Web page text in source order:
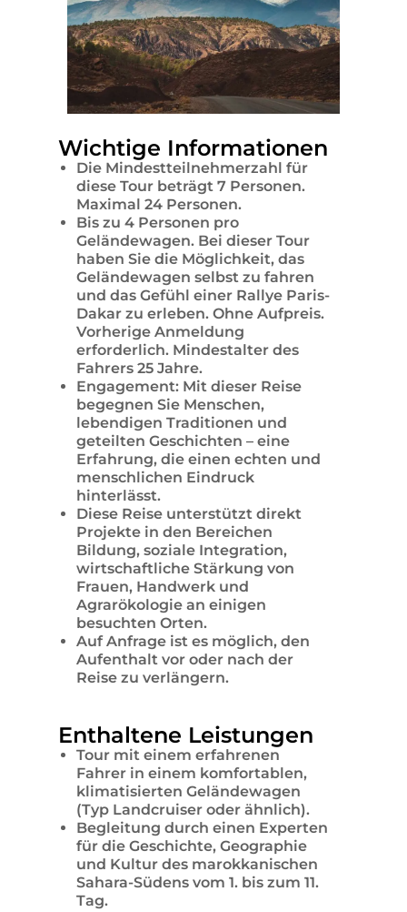
Wichtige Informationen
Die Mindestteilnehmerzahl für
diese Tour beträgt 7 Personen.
Maximal 24 Personen.
Bis zu 4 Personen pro
Geländewagen. Bei dieser Tour
haben Sie die Möglichkeit, das
Geländewagen selbst zu fahren
und das Gefühl einer Rallye Paris-
Dakar zu erleben. Ohne Aufpreis.
Vorherige Anmeldung
erforderlich. Mindestalter des
Fahrers 25 Jahre.
Engagement: Mit dieser Reise
begegnen Sie Menschen,
lebendigen Traditionen und
geteilten Geschichten – eine
Erfahrung, die einen echten und
menschlichen Eindruck
hinterlässt.
Diese Reise unterstützt direkt
Projekte in den Bereichen
Bildung, soziale Integration,
wirtschaftliche Stärkung von
Frauen, Handwerk und
Agrarökologie an einigen
besuchten Orten.
Auf Anfrage ist es möglich, den
Aufenthalt vor oder nach der
Reise zu verlängern.
Enthaltene Leistungen
Tour mit einem erfahrenen
Fahrer in einem komfortablen,
klimatisierten Geländewagen
(Typ Landcruiser oder ähnlich).
Begleitung durch einen Experten
für die Geschichte, Geographie
und Kultur des marokkanischen
Sahara-Südens vom 1. bis zum 11.
Tag.